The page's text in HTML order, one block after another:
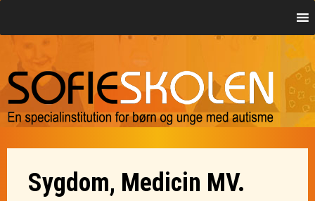
Sygdom, Medicin MV.